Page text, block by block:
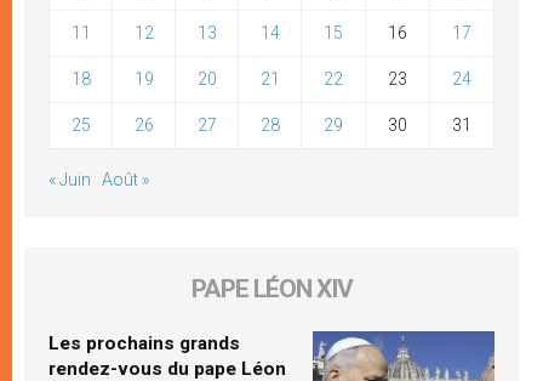
11 12 13 14 15 16 17
18 19 20 21 22 23 24
25 26 27 28 29 30 31
« Juin Août »
PAPE LÉON XIV
Les prochains grands
rendez-vous du pape Léon